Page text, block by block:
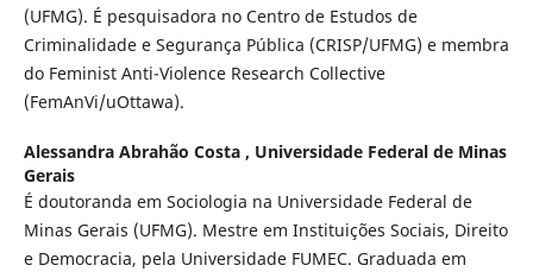
(UFMG). É pesquisadora no Centro de Estudos de
Criminalidade e Segurança Pública (CRISP/UFMG) e membra
do Feminist Anti-Violence Research Collective
(FemAnVi/uOttawa).
Alessandra Abrahão Costa , Universidade Federal de Minas
Gerais
É doutoranda em Sociologia na Universidade Federal de
Minas Gerais (UFMG). Mestre em Instituições Sociais, Direito
e Democracia, pela Universidade FUMEC. Graduada em